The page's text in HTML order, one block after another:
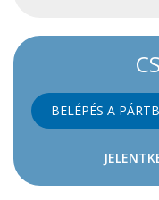
BELÉPÉS A